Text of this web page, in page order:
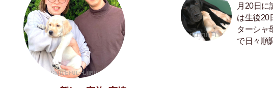
月20日に
は生後20
ターシャ
で日々順